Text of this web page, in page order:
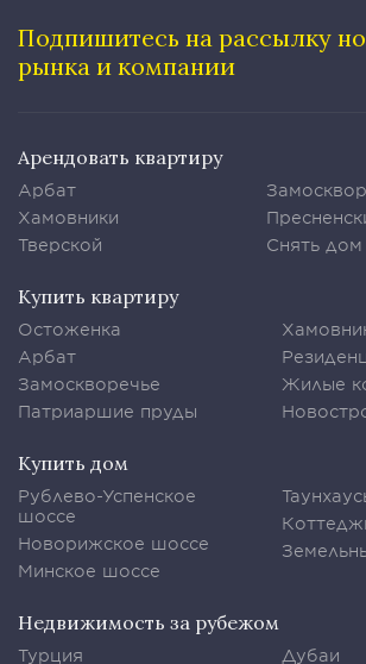
Подпишитесь на рассылку
рынка и компании
Арендовать квартиру
Арбат
Хамовники
Тверской
Снять дом
Купить квартиру
Остоженка
Арбат
Замоскворечье
Патриаршие пруды
Жилые
Купить дом
Рублево-Успенское
шоссе
Новорижское шоссе
Минское шоссе
Недвижимость за рубежом
Турция
Дубаи